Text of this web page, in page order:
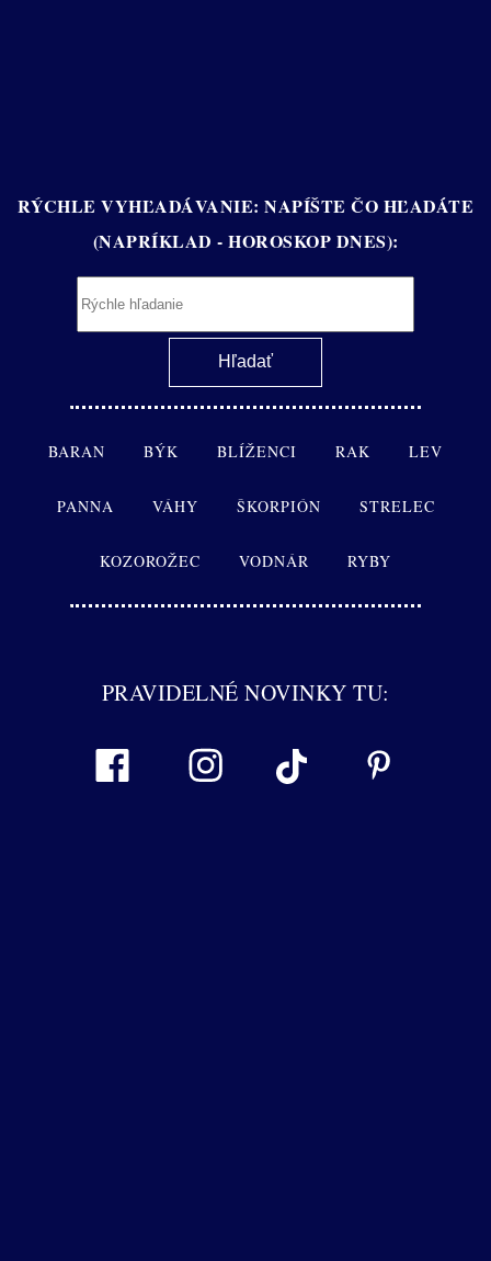
RÝCHLE VYHĽADÁVANIE: NAPÍŠTE ČO HĽADÁTE
(NAPRÍKLAD - HOROSKOP DNES):
BARAN BÝK BLÍŽENCI RAK LEV
PANNA VÁHY ŠKORPIÓN STRELEC
KOZOROŽEC VODNÁR RYBY
PRAVIDELNÉ NOVINKY TU: